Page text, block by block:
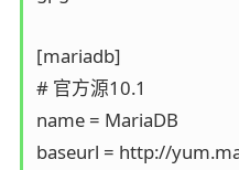
[mariadb]
# 官方源10.1
name = MariaDB
baseurl = http://